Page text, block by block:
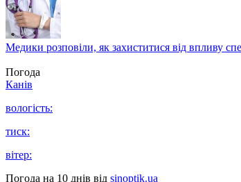
Медики розповіли, як захиститися від впливу
Погода
Канів
вологість:
тиск:
вітер:
Погода на 10 днів від sinoptik.ua